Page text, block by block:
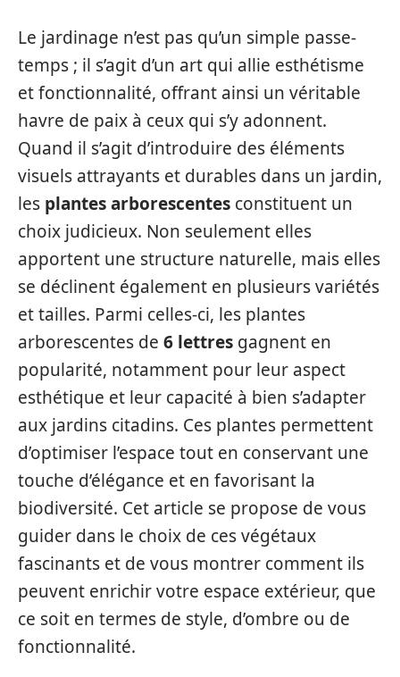
Le jardinage n’est pas qu’un simple passe-
temps ; il s’agit d’un art qui allie esthétisme
et fonctionnalité, offrant ainsi un véritable
havre de paix à ceux qui s’y adonnent.
Quand il s’agit d’introduire des éléments
visuels attrayants et durables dans un jardin,
les plantes arborescentes constituent un
choix judicieux. Non seulement elles
apportent une structure naturelle, mais elles
se déclinent également en plusieurs variétés
et tailles. Parmi celles-ci, les plantes
arborescentes de 6 lettres gagnent en
popularité, notamment pour leur aspect
esthétique et leur capacité à bien s’adapter
aux jardins citadins. Ces plantes permettent
d’optimiser l’espace tout en conservant une
touche d’élégance et en favorisant la
biodiversité. Cet article se propose de vous
guider dans le choix de ces végétaux
fascinants et de vous montrer comment ils
peuvent enrichir votre espace extérieur, que
ce soit en termes de style, d’ombre ou de
fonctionnalité.